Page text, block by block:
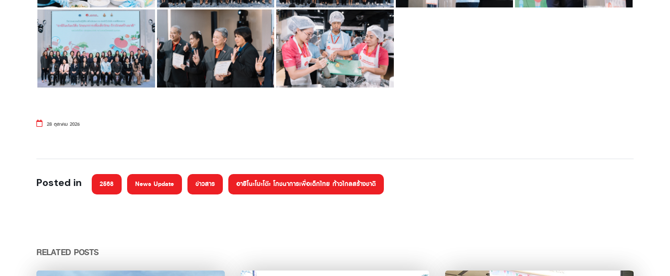
28 ตุลาคม 2025
Posted in 2568 News Update ข่าวสาร อายิโนะโมะโต๊ะ โภชนาการเพื่อเด็กไทย ก้าวไกลสร้างชาติ
RELATED POSTS